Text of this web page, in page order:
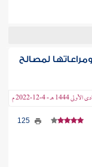
لمصالح